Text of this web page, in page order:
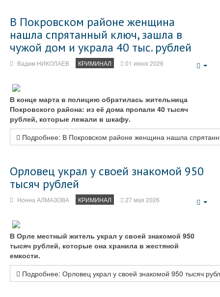
В Покровском районе женщина
нашла спрятанный ключ, зашла в
чужой дом и украла 40 тыс. рублей
Вадим НИКОЛАЕВ КРИМИНАЛ 01 июня 2026
В конце марта в полицию обратилась жительница
Покровского района: из её дома пропали 40 тысяч
рублей, которые лежали в шкафу.
Подробнее: В Покровском районе женщина нашла
Орловец украл у своей знакомой 950
тысяч рублей
Нонна АЛМАЗОВА КРИМИНАЛ 27 мая 2026
В Орле местный житель украл у своей знакомой 950
тысяч рублей, которые она хранила в жестяной
емкости.
Подробнее: Орловец украл у своей знакомой 950 тысяч